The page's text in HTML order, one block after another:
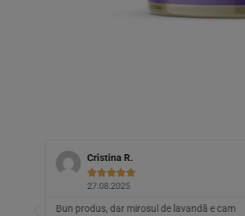
Cristina R.

27.08.2025
Bun produs, dar mirosul de lavandă e cam